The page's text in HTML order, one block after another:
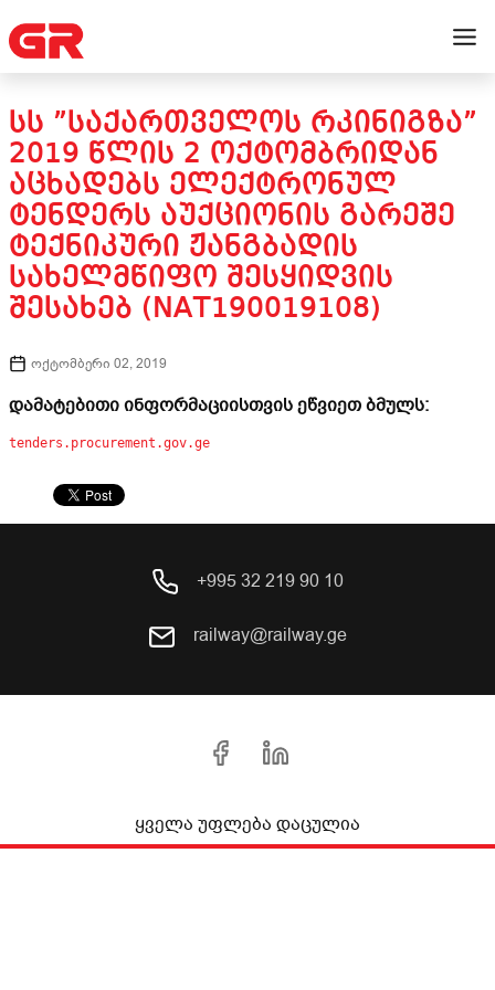
ᲡᲡ ”ᲡᲐᲥᲐᲠᲗᲕᲔᲚᲝᲡ ᲠᲙᲘᲜᲘᲒᲖᲐ”
2019 ᲬᲚᲘᲡ 2 ᲝᲥᲢᲝᲛᲑᲠᲘᲓᲐᲜ
ᲐᲪᲮᲐᲓᲔᲑᲡ ᲔᲚᲔᲥᲢᲠᲝᲜᲣᲚ
ᲢᲔᲜᲓᲔᲠᲡ ᲐᲣᲥᲪᲘᲝᲜᲘᲡ ᲒᲐᲠᲔᲨᲔ
ᲢᲔᲥᲜᲘᲙᲣᲠᲘ ᲟᲐᲜᲒᲑᲐᲓᲘᲡ
ᲡᲐᲮᲔᲚᲛᲬᲘᲤᲝ ᲨᲔᲡᲧᲘᲓᲕᲘᲡ
ᲨᲔᲡᲐᲮᲔᲑ (NAT190019108)
ოქტომბერი 02, 2019
დამატებითი ინფორმაციისთვის ეწვიეთ ბმულს:
tenders.procurement.gov.ge
+995 32 219 90 10
railway@railway.ge
ყველა უფლება დაცულია